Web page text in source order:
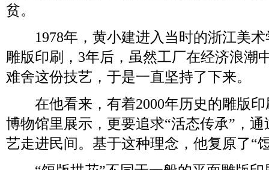
贫。
1978年，黄小建进入当时的浙江美术
雕版印刷，3年后，虽然工厂在经济浪潮
难舍这份技艺，于是一直坚持了下来。
在他看来，有着2000年历史的雕版印
博物馆里展示，更要追求“活态传承”，
艺走进民间。基于这种理念，他复原了“